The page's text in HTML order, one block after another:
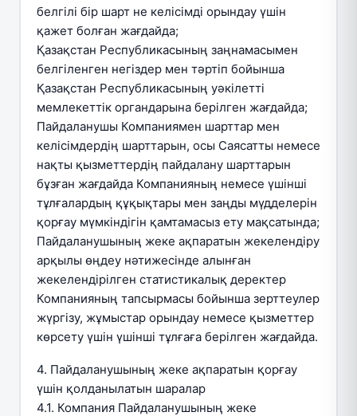
белгілі бір шарт не келісімді орындау үшін
қажет болған жағдайда;
Қазақстан Республикасының заңнамасымен
белгіленген негіздер мен тәртіп бойынша
Қазақстан Республикасының уәкілетті
мемлекеттік органдарына берілген жағдайда;
Пайдаланушы Компаниямен шарттар мен
келісімдердің шарттарын, осы Саясатты немесе
нақты қызметтердің пайдалану шарттарын
бұзған жағдайда Компанияның немесе үшінші
тұлғалардың құқықтары мен заңды мүдделерін
қорғау мүмкіндігін қамтамасыз ету мақсатында;
Пайдаланушының жеке ақпаратын жекелендіру
арқылы өңдеу нәтижесінде алынған
жекелендірілген статистикалық деректер
Компанияның тапсырмасы бойынша зерттеулер
жүргізу, жұмыстар орындау немесе қызметтер
көрсету үшін үшінші тұлғаға берілген жағдайда.
4. Пайдаланушының жеке ақпаратын қорғау
үшін қолданылатын шаралар
4.1. Компания Пайдаланушының жеке